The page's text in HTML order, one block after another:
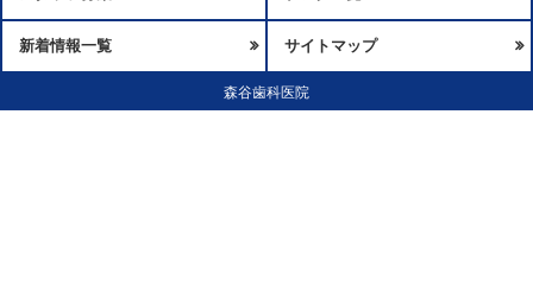
新着情報一覧 サイトマップ
森谷歯科医院